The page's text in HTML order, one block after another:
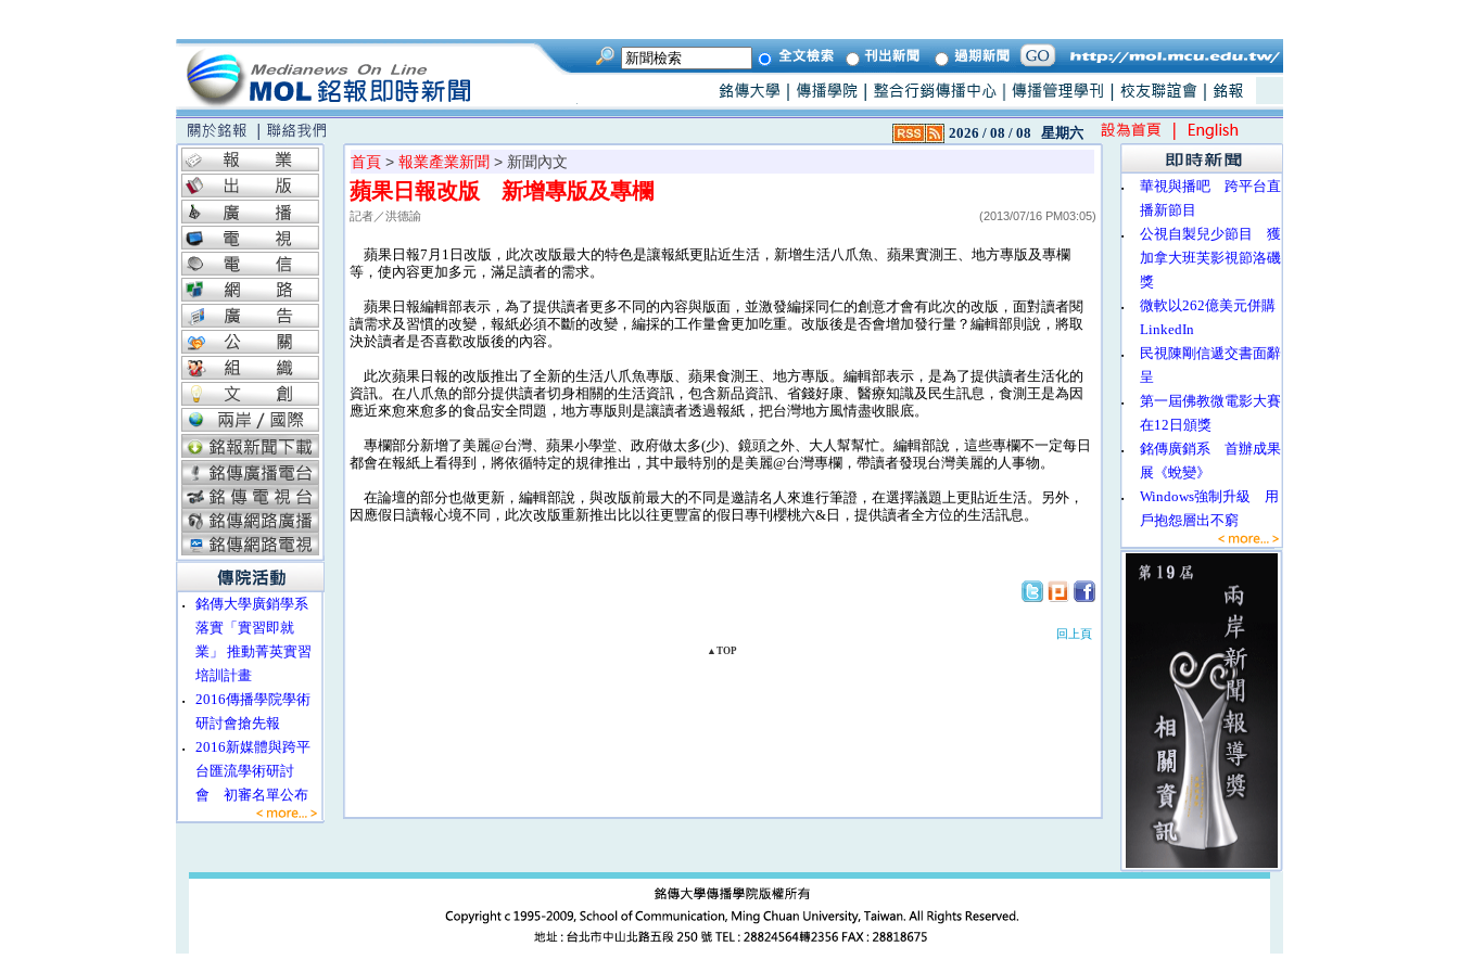
2026 / 08 / 08 星期六
‧
銘傳大學廣銷學系
落實「實習即就
業」 推動菁英實習
培訓計畫
‧
2016傳播學院學術
研討會搶先報
‧
2016新媒體與跨平
台匯流學術研討
會 初審名單公布
首頁 > 報業產業新聞 > 新聞內文
蘋果日報改版 新增專版及專欄
記者／洪德諭 (2013/07/16 PM03:05)
蘋果日報7月1日改版，此次改版最大的特色是讓報紙更貼近生活，新增生活八爪魚、蘋果實測王、地方專版及專欄
等，使內容更加多元，滿足讀者的需求。
蘋果日報編輯部表示，為了提供讀者更多不同的內容與版面，並激發編採同仁的創意才會有此次的改版，面對讀者閱
讀需求及習慣的改變，報紙必須不斷的改變，編採的工作量會更加吃重。改版後是否會增加發行量？編輯部則說，將取
決於讀者是否喜歡改版後的內容。
此次蘋果日報的改版推出了全新的生活八爪魚專版、蘋果食測王、地方專版。編輯部表示，是為了提供讀者生活化的
資訊。在八爪魚的部分提供讀者切身相關的生活資訊，包含新品資訊、省錢好康、醫療知識及民生訊息，食測王是為因
應近來愈來愈多的食品安全問題，地方專版則是讓讀者透過報紙，把台灣地方風情盡收眼底。
專欄部分新增了美麗@台灣、蘋果小學堂、政府做太多(少)、鏡頭之外、大人幫幫忙。編輯部說，這些專欄不一定每日
都會在報紙上看得到，將依循特定的規律推出，其中最特別的是美麗@台灣專欄，帶讀者發現台灣美麗的人事物。
在論壇的部分也做更新，編輯部說，與改版前最大的不同是邀請名人來進行筆證，在選擇議題上更貼近生活。另外，
因應假日讀報心境不同，此次改版重新推出比以往更豐富的假日專刊櫻桃六&日，提供讀者全方位的生活訊息。
回上頁
▲TOP
‧
華視與播吧 跨平台直
播新節目
‧
公視自製兒少節目 獲
加拿大班芙影視節洛磯
獎
‧
微軟以262億美元併購
LinkedIn
‧
民視陳剛信遞交書面辭
呈
‧
第一屆佛教微電影大賽
在12日頒獎
‧
銘傳廣銷系 首辦成果
展《蛻變》
‧
Windows強制升級 用
戶抱怨層出不窮